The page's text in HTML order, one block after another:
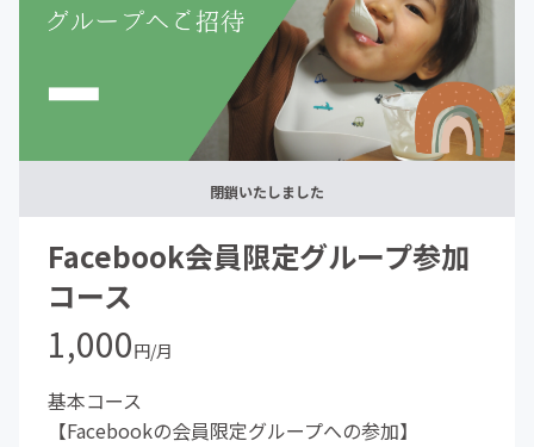
閉鎖いたしました
Facebook会員限定グループ参加
コース
1,000円/月
基本コース
【Facebookの会員限定グループへの参加】